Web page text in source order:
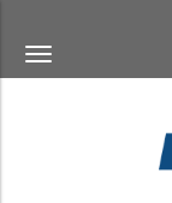
Toggle
navigation